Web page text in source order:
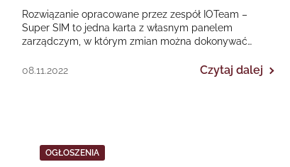
Rozwiązanie opracowane przez zespół IOTeam –
Super SIM to jedna karta z własnym panelem
zarządczym, w którym zmian można dokonywać
08.11.2022
Czytaj dalej
OGŁOSZENIA